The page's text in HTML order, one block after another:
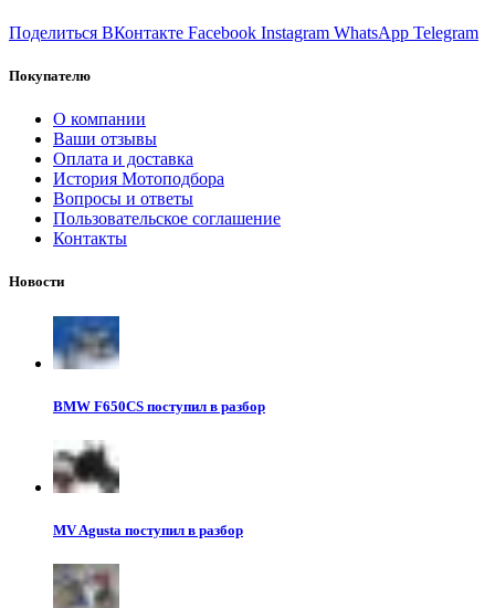
Поделиться ВКонтакте Facebook Instagram WhatsApp Telegram
Покупателю
О компании
Ваши отзывы
Оплата и доставка
История Мотоподбора
Вопросы и ответы
Пользовательское соглашение
Контакты
Новости
BMW F650CS поступил в разбор
MV Agusta поступил в разбор